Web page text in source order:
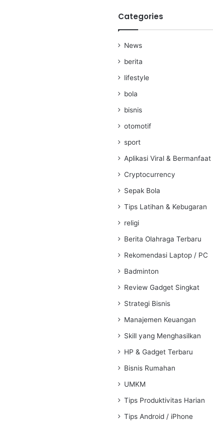
Categories
News
berita
lifestyle
bola
bisnis
otomotif
sport
Aplikasi Viral & Bermanfaat
Cryptocurrency
Sepak Bola
Tips Latihan & Kebugaran
religi
Berita Olahraga Terbaru
Rekomendasi Laptop / PC
Badminton
Review Gadget Singkat
Strategi Bisnis
Manajemen Keuangan
Skill yang Menghasilkan
HP & Gadget Terbaru
Bisnis Rumahan
UMKM
Tips Produktivitas Harian
Tips Android / iPhone